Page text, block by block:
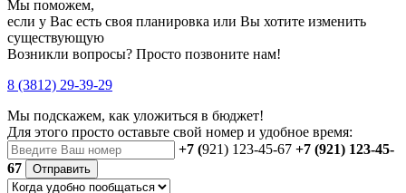
Мы поможем,
если у Вас есть своя планировка или Вы хотите изменить
существующую
Возникли вопросы? Просто позвоните нам!
8 (3812) 29-39-29
Мы подскажем, как уложиться в бюджет!
Для этого просто оставьте свой номер и удобное время:
+7 (921) 123-45-67 +7 (921) 123-45-
67
Отправить